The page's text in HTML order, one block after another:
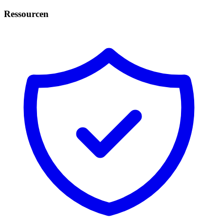
Ressourcen